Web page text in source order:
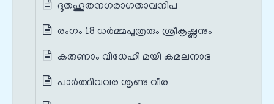
ദൂതഹൂതനഗരാഗതാവനിപ
രംഗം 18 ധർമ്മപുത്രരും ശ്രീകൃഷ്ണനും
കരുണാം വിധേഹി മയി കമലനാഭ
പാർത്ഥിവവര ശൃണു വീര